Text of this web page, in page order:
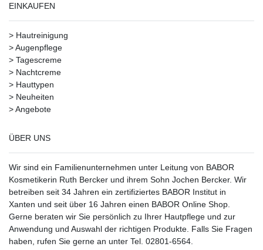
EINKAUFEN
> Hautreinigung
>Augenpflege
> Tagescreme
> Nachtcreme
> Hauttypen
> Neuheiten
>Angebote
ÜBER UNS
Wir sind ein Familienunternehmen unter Leitung von BABOR
Kosmetikerin Ruth Bercker und ihrem Sohn Jochen Bercker. Wir
betreiben seit 34 Jahren ein zertifiziertes BABOR Institut in
Xanten und seit über 16 Jahren einen BABOR Online Shop.
Gerne beraten wir Sie persönlich zu Ihrer Hautpflege und zur
Anwendung und Auswahl der richtigen Produkte. Falls Sie Fragen
haben, rufen Sie gerne an unter Tel. 02801-6564.